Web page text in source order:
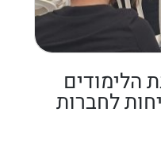
הלימודים
לחברות